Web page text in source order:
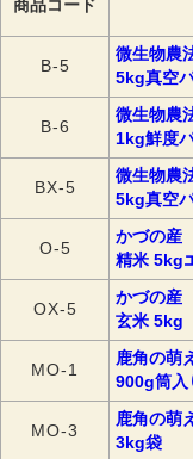
商品コード
B-5
微生物農
5kg真空
B-6
微生物農
1kg鮮度
BX-5
微生物農
5kg真空
O-5
かづの産
精米 5kg
OX-5
かづの産
玄米 5kg
MO-1
鹿角の萌
900g筒入
MO-3
鹿角の萌
3kg袋